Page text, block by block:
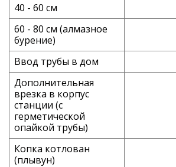
40 - 60 см
60 - 80 см (алмазное
бурение)
Ввод трубы в дом
Дополнительная
врезка в корпус
станции (с
герметической
опайкой трубы)
Копка котлован
(плывун)